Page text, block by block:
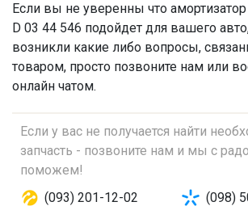
Если вы не уверенны что
D 03 44 546 подойдет для вашего
возникли какие либо вопросы,
товаром, просто позвоните нам или
онлайн чатом.
Если у вас не получается найти
запчасть - позвоните нам и мы с
поможем!
(093) 201-12-02
(098)